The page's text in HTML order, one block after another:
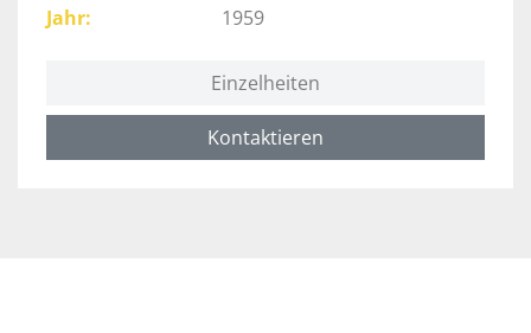
Jahr
1959
Einzelheiten
Kontaktieren